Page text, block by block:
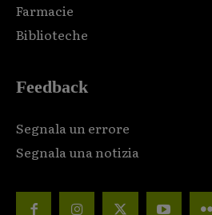
Farmacie
Biblioteche
Feedback
Segnala un errore
Segnala una notizia